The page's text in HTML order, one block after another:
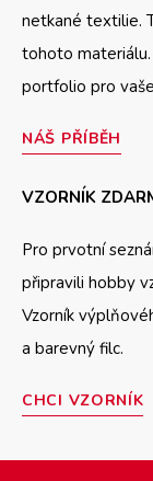
netkané textilie.
tohoto
portfolio pro
NÁŠ PŘÍBĚH
VZORNÍK
Pro prvotní
připravili hobby
Vzorník
a barevný filc.
CHCI VZORNÍK